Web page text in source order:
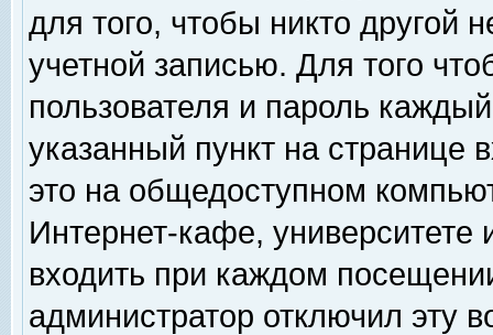
для того, чтобы никто другой
учетной записью. Для того
пользователя и пароль
указанный пункт на
это на общедоступном
Интернет-кафе, университете
входить при каждом
администратор отключил эту